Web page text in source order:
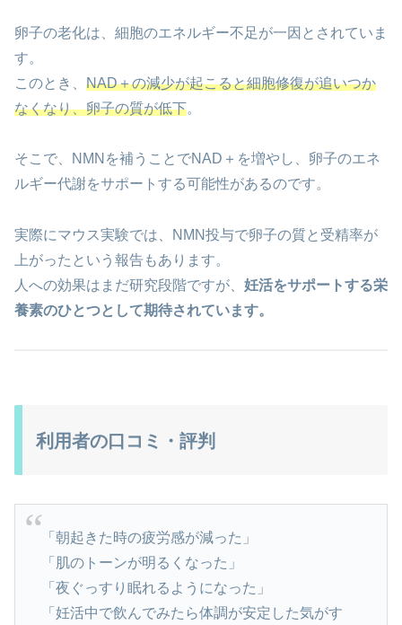
卵子の老化は、細胞のエネルギー不足が一因とされていま
す。
このとき、 NAD＋の減少が起こると細胞修復が追いつか
なくなり、卵子の質が低下。
そこで、NMNを補うことでNAD＋を増やし、卵子のエネ
ルギー代謝をサポートする可能性があるのです。
実際にマウス実験では、NMN投与で卵子の質と受精率が
上がったという報告もあります。
人への効果はまだ研究段階ですが、 妊活をサポートする栄
養素のひとつとして期待されています。
利用者の口コミ・評判
「朝起きた時の疲労感が減った」
「肌のトーンが明るくなった」
「夜ぐっすり眠れるようになった」
「妊活中で飲んでみたら体調が安定した気がす